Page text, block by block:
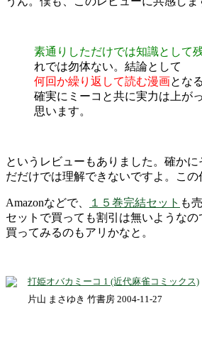
素通りしただけでは知識として
れでは勿体ない。結論として
何回か繰り返して読む漫画とな
確実にミーコと共に実力は上が
思います。
というレビューもありました。確か
だだけでは理解できないですよ。この
Amazonなどで、 １５巻完結セット も
セットで買っても割引は無いような
買ってみるのもアリかなと。
打姫オバカミーコ 1 (近代麻雀コミックス)
片山 まさゆき 竹書房 2004-11-27